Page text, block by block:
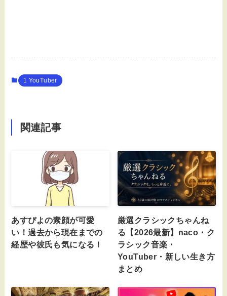
1 YouTuber
関連記事
あすぴよの素顔が可愛
い！過去から現在までの
経歴や彼氏も気になる！
厳選クラシックちゃんね
る【2026最新】naco・ク
ラシック音楽・
YouTuber・新しい生き方
まとめ